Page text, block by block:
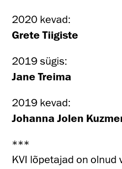
2020 kevad:
Grete Tiigiste
2019 sügis:
Jane Treima
2019 kevad:
Johanna Jolen
***
KVI lõpetajad on olnud